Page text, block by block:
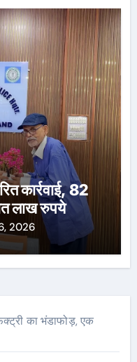
कार्रवाई, 82
लाख रुपये
2026
का भंडाफोड़, एक